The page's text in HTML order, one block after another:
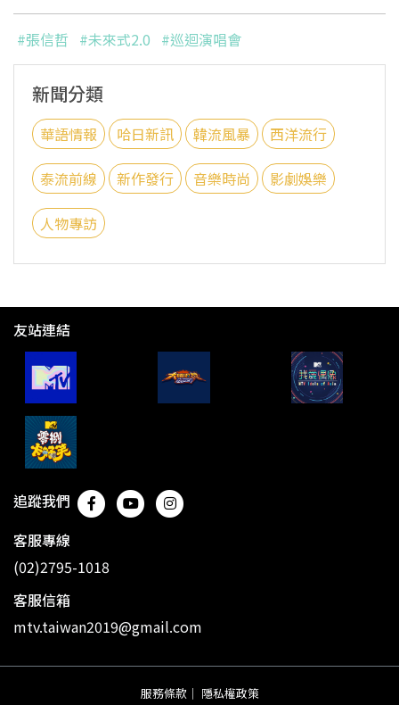
#張信哲 #未來式2.0 #巡迴演唱會
新聞分類
華語情報 哈日新訊 韓流風暴 西洋流行
泰流前線 新作發行 音樂時尚 影劇娛樂
人物專訪
友站連結
追蹤我們
客服專線
(02)2795-1018
客服信箱
mtv.taiwan2019@gmail.com
服務條款 ｜ 隱私權政策